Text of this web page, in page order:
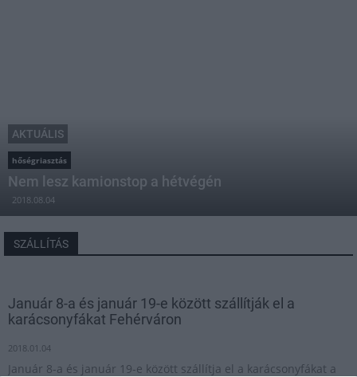
AKTUÁLIS
hőségriasztás
Nem lesz kamionstop a hétvégén
2018.08.04
SZÁLLÍTÁS
Január 8-a és január 19-e között szállítják el a
karácsonyfákat Fehérváron
2018.01.04
Január 8-a és január 19-e között szállítja el a karácsonyfákat a